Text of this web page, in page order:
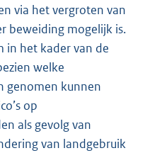
via het vergroten van
beweiding mogelijk is.
in het kader van de
welke
genomen kunnen
op
als gevolg van
van landgebruik